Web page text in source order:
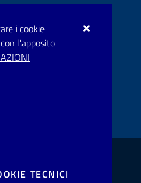
i cookie
l'apposito
TECNICI